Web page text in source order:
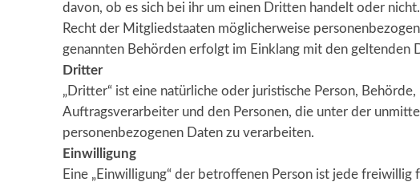
davon, ob es sich bei ihr um einen Dritten handelt oder
Recht der Mitgliedstaaten möglicherweise
genannten Behörden erfolgt im Einklang mit den
Dritter
„Dritter“ ist eine natürliche oder juristische Person,
Auftragsverarbeiter und den Personen, die unter der
personenbezogenen Daten zu verarbeiten.
Einwilligung
Eine „Einwilligung“ der betroffenen Person ist jede